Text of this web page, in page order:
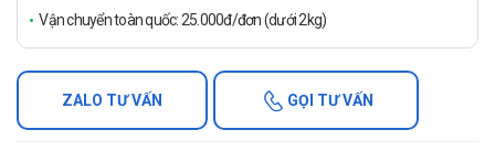
Vận chuyển toàn quốc: 25.000đ/đơn (dưới 2kg)
ZALO TƯ VẤN GỌI TƯ VẤN